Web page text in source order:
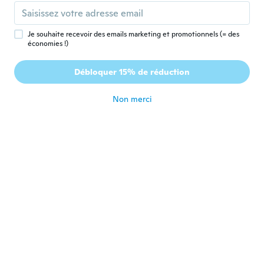
pink is soo cute
il y a 3 ans
G Giovanna
Inscrit depuis 2016 · 37 avis
Sono soddisfatta
Je souhaite recevoir des emails marketing et promotionnels (= des
économies !)
Débloquer 15% de réduction
Non merci